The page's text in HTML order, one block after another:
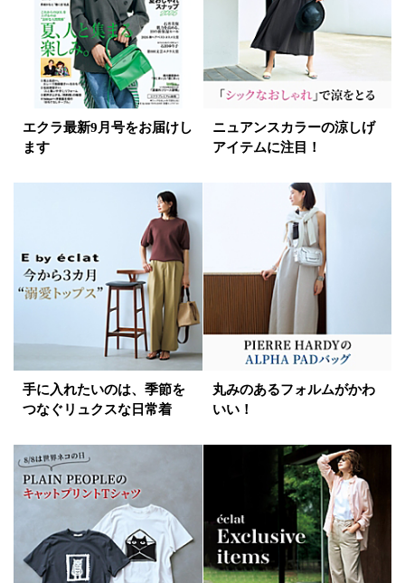
エクラ最新9月号をお届けし
ます
ニュアンスカラーの涼しげ
アイテムに注目！
手に入れたいのは、季節を
つなぐリュクスな日常着
丸みのあるフォルムがかわ
いい！